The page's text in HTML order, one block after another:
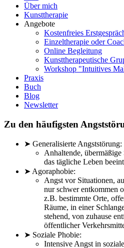
Über mich
Kunsttherapie
Angebote
Kostenfreies
Einzeltherapie oder
Online Begleitung
Kunsttherapeutische
Workshop "Intuitives
Praxis
Buch
Blog
Newsletter
Zu den häufigsten
➤ Generalisierte Angststörung:
Anhaltende,
das tägliche Leben
➤ Agoraphobie:
Angst vor Situationen,
nur schwer entkommen
z.B. bestimmte Orte,
Räume, in einer
stehend, von zuhause
öffentlicher
➤ Soziale Phobie:
Intensive Angst in